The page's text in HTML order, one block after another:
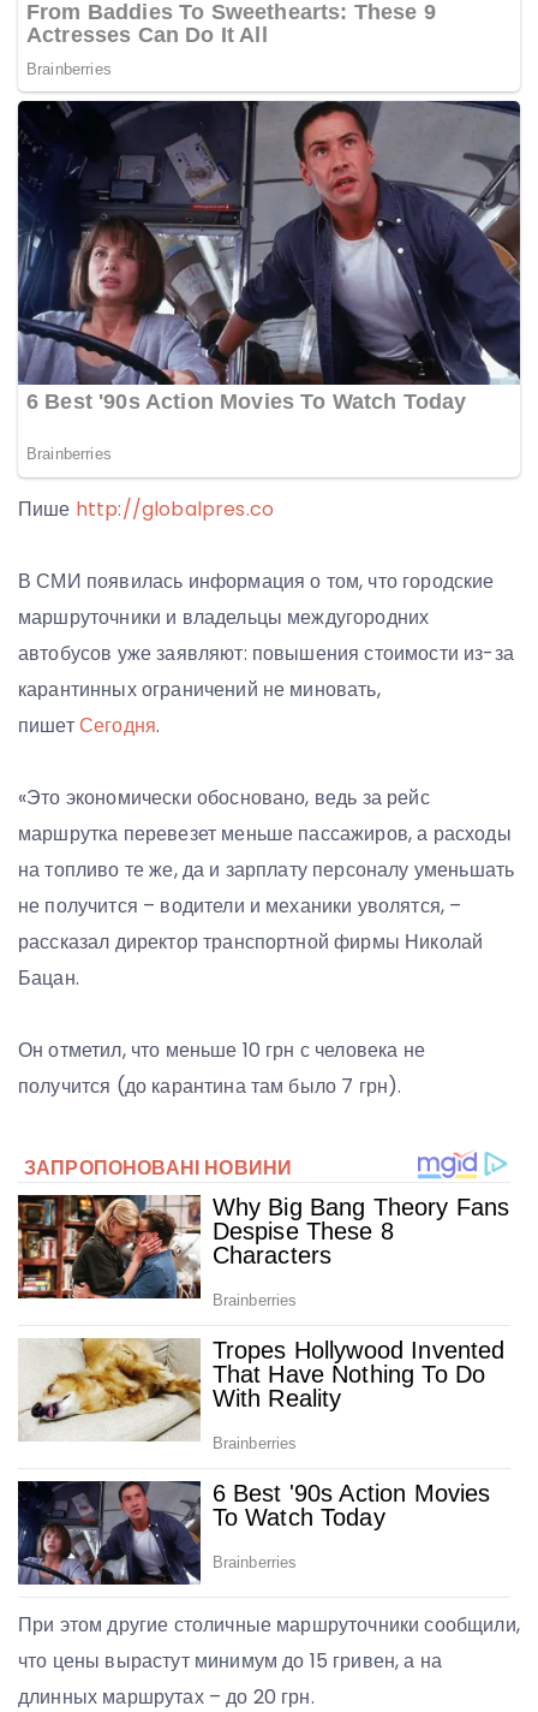
Пише http://globalpres.co
В СМИ появилась информация о том, что городские
маршруточники и владельцы междугородних
автобусов уже заявляют: повышения стоимости из-за
карантинных ограничений не миновать,
пишетСегодня.
«Это экономически обосновано, ведь за рейс
маршрутка перевезет меньше пассажиров, а расходы
на топливо те же, да и зарплату персоналу уменьшать
не получится – водители и механики уволятся, –
рассказал директор транспортной фирмы Николай
Бацан.
Он отметил, что меньше 10 грн с человека не
получится (до карантина там было 7 грн).
При этом другие столичные маршруточники сообщили,
что цены вырастут минимум до 15 гривен, а на
длинных маршрутах – до 20 грн.